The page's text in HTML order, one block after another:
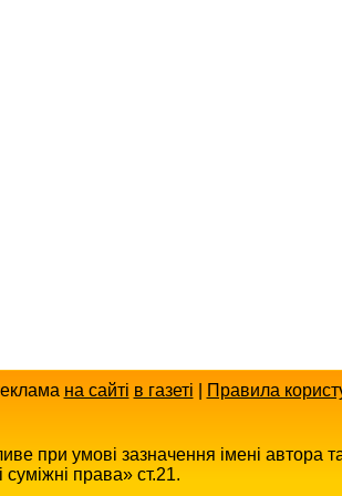
на сайті в газеті Правила
при умові зазначення імені автора
права» ст.21.